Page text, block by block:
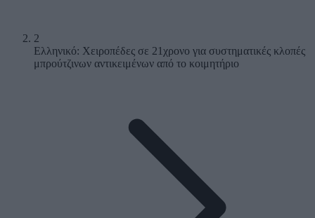
2
Ελληνικό: Χειροπέδες σε 21χρονο για συστηματικές κλοπές
μπρούτζινων αντικειμένων από το κοιμητήριο